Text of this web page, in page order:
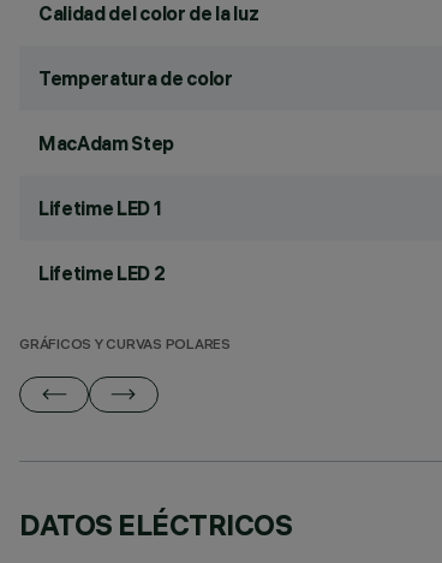
Calidad del color de la luz
Temperatura de color
MacAdam Step
Lifetime LED 1
Lifetime LED 2
GRÁFICOS Y CURVAS POLARES
DATOS ELÉCTRICOS